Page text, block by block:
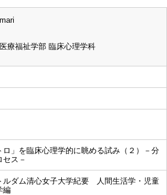
療福祉学部 臨床心理学科
ロ」を臨床心理学的に眺める試み（２）－分
ス－
ルダム清心女子大学紀要 人間生活学・児童
編